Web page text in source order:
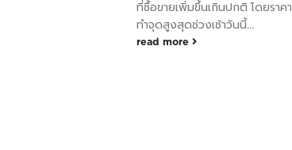
ที่ซื้อขายเพิ่มขึ้นเกินปกติ โดยราคา
ทำจุดสูงสุดช่วงเช้าวันนี้...
read more